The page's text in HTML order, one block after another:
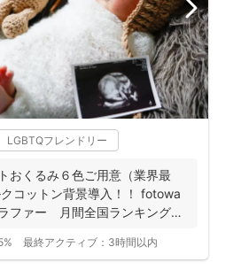
LGBTQフレンドリー
おくるみ６色ご用意（業界最
コットン背景導入！！ fotowa
ファー 月間全国ランキング１
最終アクティブ： 3時間以内